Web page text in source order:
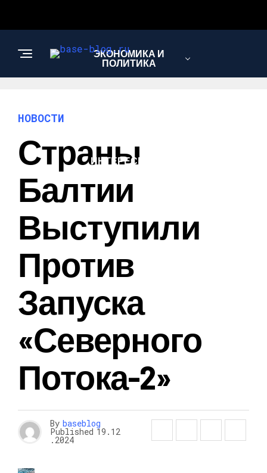
ЭКОНОМИКА И
ПОЛИТИКА
ИНТЕРЕСНОЕ И
НОВОСТИ
Страны
Балтии
Выступили
Против
Запуска
«Северного
Потока-2»
By baseblog
Published 19.12
.2024